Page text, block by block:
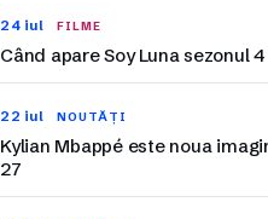
24 iul FILME
Când apare Soy Luna sezonul
22 iul NOUTĂȚI
Kylian Mbappé este noua
27